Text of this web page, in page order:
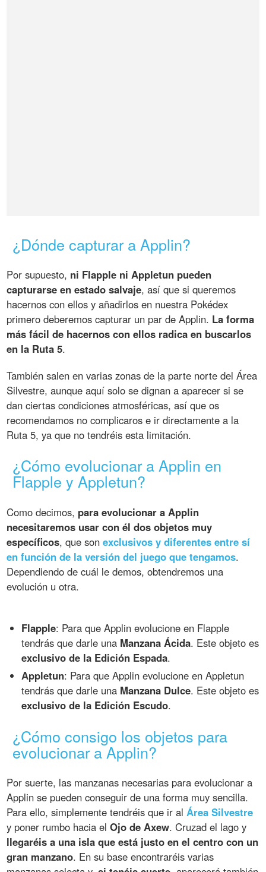
¿Dónde capturar a Applin?
Por supuesto, ni Flapple ni Appletun pueden
capturarse en estado salvaje, así que si queremos
hacernos con ellos y añadirlos en nuestra Pokédex
primero deberemos capturar un par de Applin. La forma
más fácil de hacernos con ellos radica en buscarlos
en la Ruta 5.
También salen en varias zonas de la parte norte del Área
Silvestre, aunque aquí solo se dignan a aparecer si se
dan ciertas condiciones atmosféricas, así que os
recomendamos no complicaros e ir directamente a la
Ruta 5, ya que no tendréis esta limitación.
¿Cómo evolucionar a Applin en
Flapple y Appletun?
Como decimos, para evolucionar a Applin
necesitaremos usar con él dos objetos muy
específicos, que sonexclusivos y diferentes entre sí
en función de la versión del juego que tengamos.
Dependiendo de cuál le demos, obtendremos una
evolución u otra.
Flapple: Para que Applin evolucione en Flapple
tendrás que darle una Manzana Ácida. Este objeto es
exclusivo de la Edición Espada.
Appletun: Para que Applin evolucione en Appletun
tendrás que darle una Manzana Dulce. Este objeto es
exclusivo de la Edición Escudo.
¿Cómo consigo los objetos para
evolucionar a Applin?
Por suerte, las manzanas necesarias para evolucionar a
Applin se pueden conseguir de una forma muy sencilla.
Para ello, simplemente tendréis que ir al Área Silvestre
y poner rumbo hacia elOjo de Axew. Cruzad el lago y
llegaréis a una isla que está justo en el centro con un
gran manzano. En su base encontraréis varias